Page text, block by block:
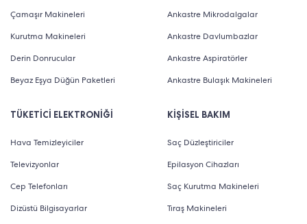
Çamaşır Makineleri
Kurutma Makineleri
Derin Donrucular
Beyaz Eşya Düğün Paketleri
TÜKETİCİ ELEKTRONİĞİ
Hava Temizleyiciler
Televizyonlar
Cep Telefonları
Dizüstü Bilgisayarlar
Ankastre Mikrodalgalar
Ankastre Davlumbazlar
Ankastre Aspiratörler
Ankastre Bulaşık Makineleri
KİŞİSEL BAKIM
Saç Düzleştiriciler
Epilasyon Cihazları
Saç Kurutma Makineleri
Tıraş Makineleri